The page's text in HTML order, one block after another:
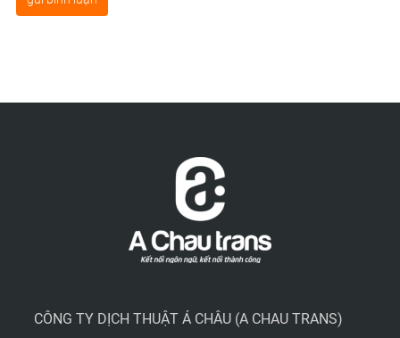
CÔNG TY DỊCH THUẬT Á CHÂU (A CHAU TRANS)